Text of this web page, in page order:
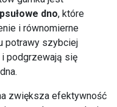
dno, które
i równomierne
potrawy szybciej
podgrzewają się
zwiększa efektywność